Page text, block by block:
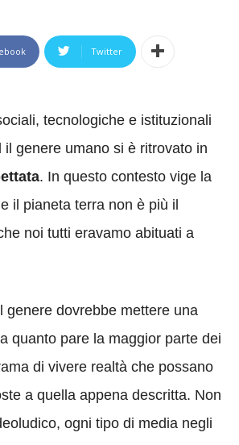
Twitter
tecnologiche e istituzionali
il genere umano si è ritrovato in
. In questo contesto vige la
e il pianeta terra non è più il
noi tutti eravamo abituati a
genere dovrebbe mettere una
quanto pare la maggior parte dei
di vivere realtà che possano
a quella appena descritta. Non
ogni tipo di media negli